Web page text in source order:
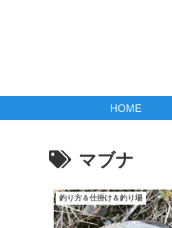
HOME
マブナ
釣り方＆仕掛け＆釣り場